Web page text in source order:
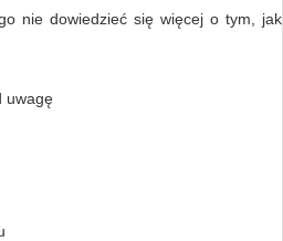
nie dowiedzieć się więcej o tym, jak
uwagę